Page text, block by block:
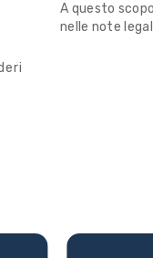
A questo
nelle note